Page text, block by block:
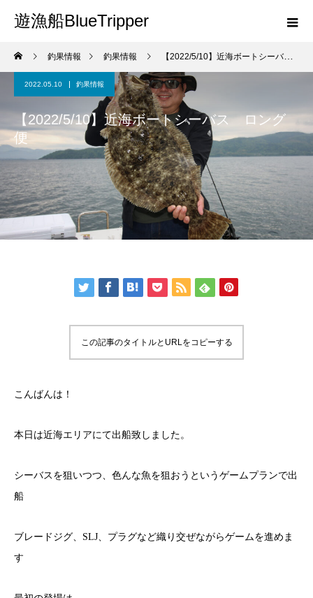
遊漁船BlueTripper
釣果情報 釣果情報 【2022/5/10】近海ボートシーバス ロング便
2022.05.10 釣果情報
【2022/5/10】近海ボートシーバス ロング
便
この記事のタイトルとURLをコピーする
こんばんは！
本日は近海エリアにて出船致しました。
シーバスを狙いつつ、色んな魚を狙おうというゲームプランで出
船
ブレードジグ、SLJ、プラグなど織り交ぜながらゲームを進めま
す